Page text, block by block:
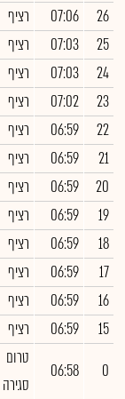
26
07:06 רציף
25
07:03 רציף
24
07:03 רציף
23
07:02 רציף
22
06:59 רציף
21
06:59 רציף
20
06:59 רציף
19
06:59 רציף
18
06:59 רציף
17
06:59 רציף
16
06:59 רציף
15
06:59 רציף
0
06:58
טרום
סגירה